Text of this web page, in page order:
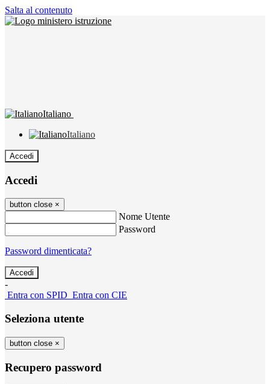
Salta al contenuto
Italiano
Italiano
Accedi
Accedi
button close ×
Nome Utente
Password
Password dimenticata?
-
Entra con SPID Entra con CIE
Seleziona utente
button close ×
Recupero password